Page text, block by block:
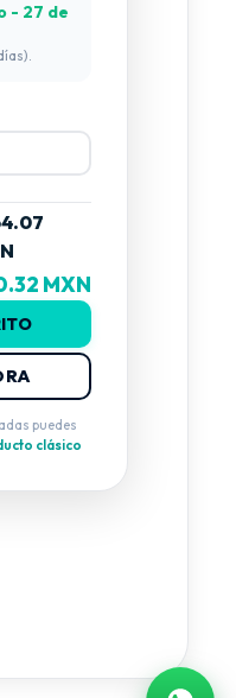
- 27 de
MXN
puedes
clásico